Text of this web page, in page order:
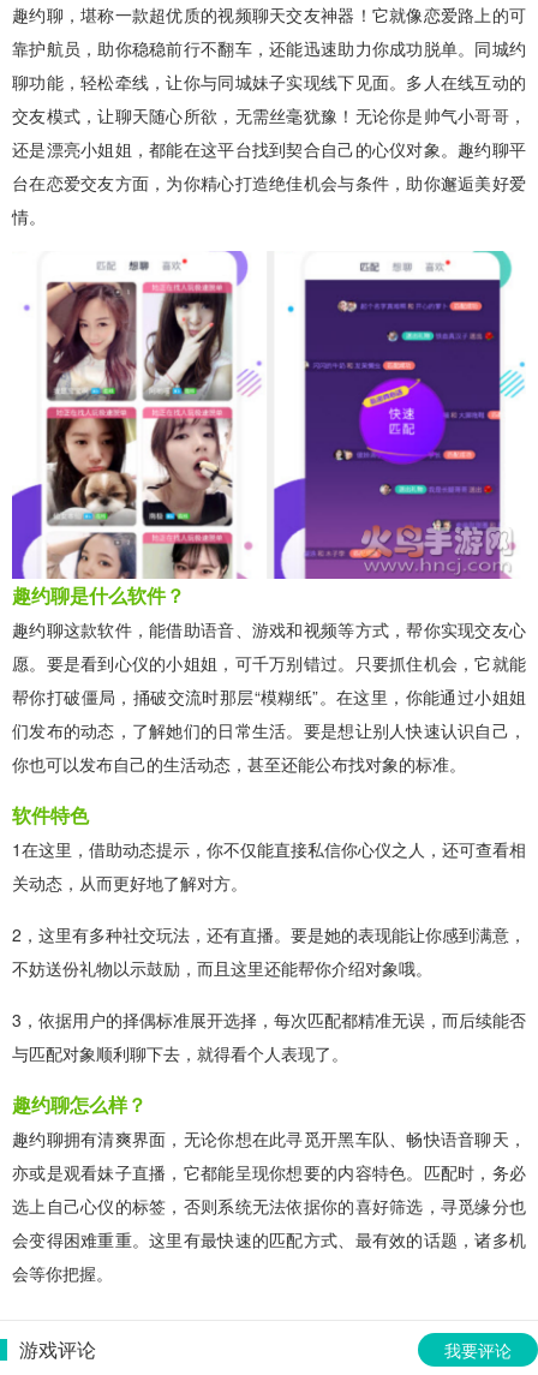
趣约聊，堪称一款超优质的视频聊天交友神器！它就像恋爱路上的可
靠护航员，助你稳稳前行不翻车，还能迅速助力你成功脱单。同城约
聊功能，轻松牵线，让你与同城妹子实现线下见面。多人在线互动的
交友模式，让聊天随心所欲，无需丝毫犹豫！无论你是帅气小哥哥，
还是漂亮小姐姐，都能在这平台找到契合自己的心仪对象。趣约聊平
台在恋爱交友方面，为你精心打造绝佳机会与条件，助你邂逅美好爱
情。
趣约聊是什么软件？
趣约聊这款软件，能借助语音、游戏和视频等方式，帮你实现交友心
愿。要是看到心仪的小姐姐，可千万别错过。只要抓住机会，它就能
帮你打破僵局，捅破交流时那层“模糊纸”。在这里，你能通过小姐姐
们发布的动态，了解她们的日常生活。要是想让别人快速认识自己，
你也可以发布自己的生活动态，甚至还能公布找对象的标准。
软件特色
1在这里，借助动态提示，你不仅能直接私信你心仪之人，还可查看相
关动态，从而更好地了解对方。
2，这里有多种社交玩法，还有直播。要是她的表现能让你感到满意，
不妨送份礼物以示鼓励，而且这里还能帮你介绍对象哦。
3，依据用户的择偶标准展开选择，每次匹配都精准无误，而后续能否
与匹配对象顺利聊下去，就得看个人表现了。
趣约聊怎么样？
趣约聊拥有清爽界面，无论你想在此寻觅开黑车队、畅快语音聊天，
亦或是观看妹子直播，它都能呈现你想要的内容特色。匹配时，务必
选上自己心仪的标签，否则系统无法依据你的喜好筛选，寻觅缘分也
会变得困难重重。这里有最快速的匹配方式、最有效的话题，诸多机
会等你把握。
游戏评论 我要评论